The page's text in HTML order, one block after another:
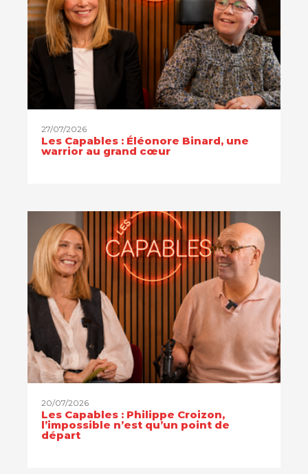
27/07/2026
Les Capables : Éléonore Binard, une
warrior au grand cœur
20/07/2026
Les Capables : Philippe Croizon,
l’impossible n’est qu’un point de
départ